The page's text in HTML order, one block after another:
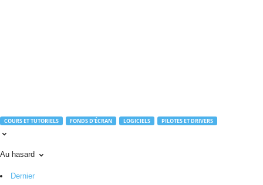
COURS ET TUTORIELS FONDS D'ÉCRAN LOGICIELS PILOTES ET DRIVERS
Au hasard
Dernier